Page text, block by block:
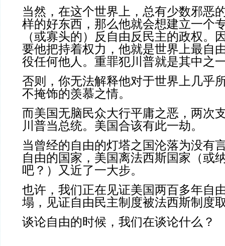
当然，在这个世界上，总有少数邪恶
样的好东西，那么他就会想建立一个
（或寡头的）反自由反民主的政权。
要他把持着权力，他就是世界上最自
役任何他人。重罪犯川普就是其中之
否则，你无法解释他对于世界上几乎
不掩饰的羡慕之情。
而美国无脑民众大行平庸之恶，两次
川普当总统。美国合该有此一劫。
当曾经的自由的灯塔之国沦落为没有
自由的国家，美国离法西斯国家（或
吧？）又近了一大步。
也许，我们正在见证美国两百多年自
塌，见证自由民主制度被法西斯制度
谈论自由的时候，我们在谈论什么？